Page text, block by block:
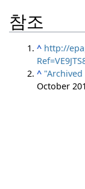
참조
^ http://
^
October